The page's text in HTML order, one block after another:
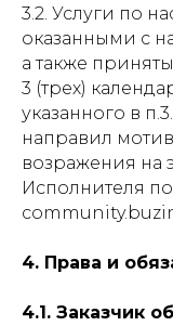
3.2. Услуги по
оказанными с
а также
3 (трех)
указанного в
направил
возражения на
Исполнителя
4. Права и
4.1. Заказчик